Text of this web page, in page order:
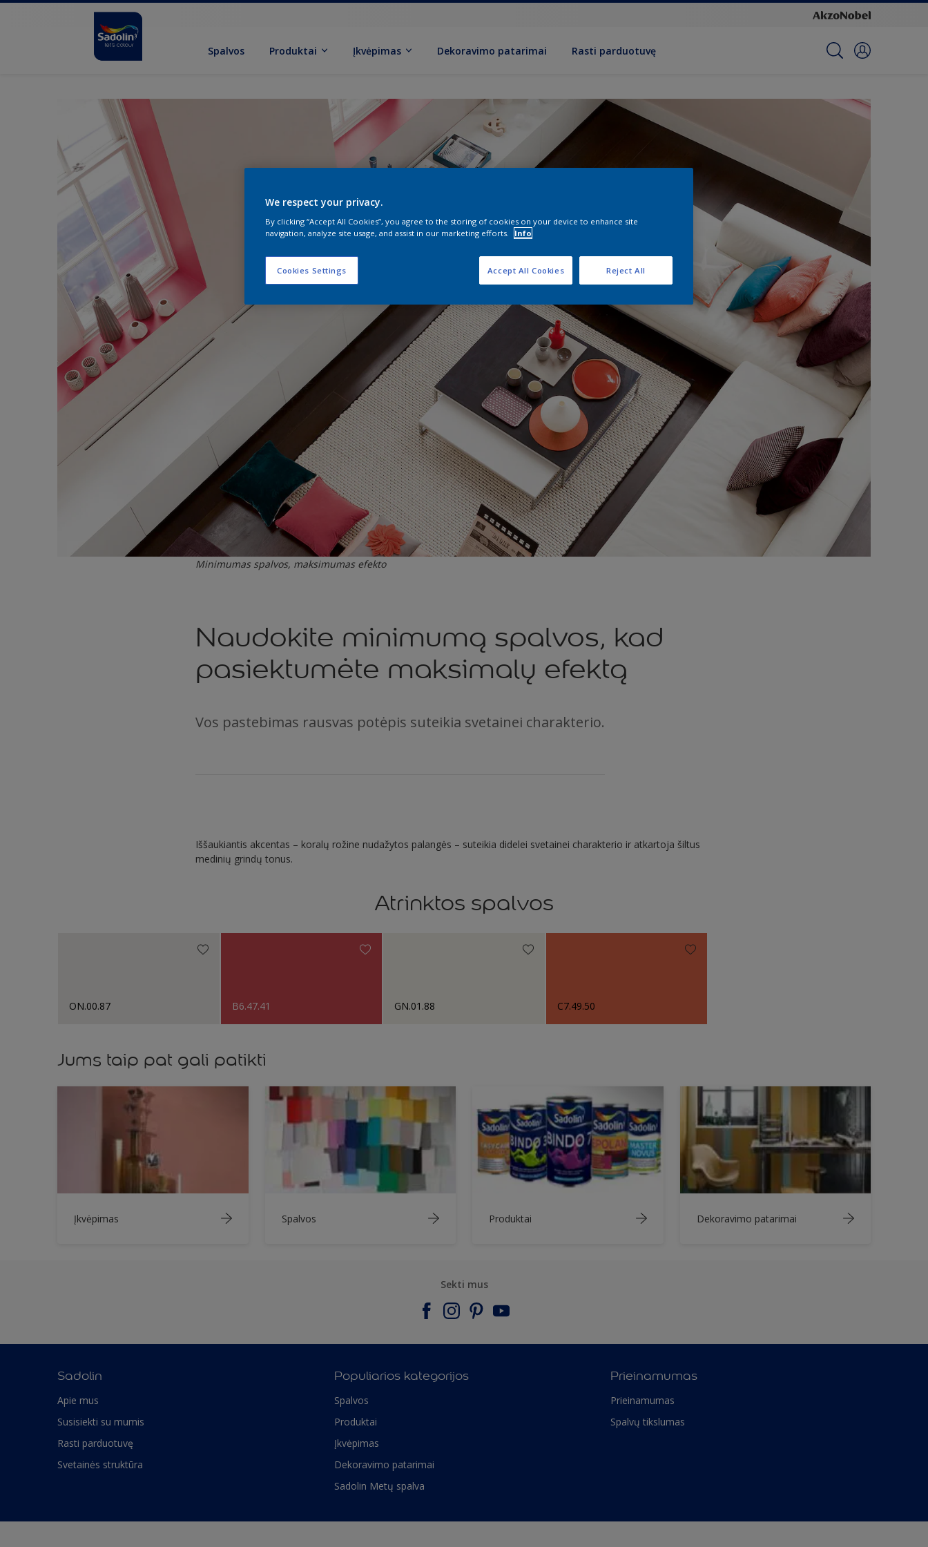
Spalvos Produktai Įkvėpimas Dekoravimo patarimai Rasti parduotuvę
Minimumas spalvos, maksimumas efekto
Naudokite minimumą spalvos, kad
pasiektumėte maksimalų efektą
Vos pastebimas rausvas potėpis suteikia svetainei charakterio.
Iššaukiantis akcentas – koralų rožine nudažytos palangės – suteikia didelei svetainei charakterio ir atkartoja šiltus
medinių grindų tonus.
Atrinktos spalvos
ON.00.87 B6.47.41 GN.01.88 C7.49.50
Jums taip pat gali patikti
Įkvėpimas Spalvos Produktai Dekoravimo patarimai
Sekti mus
Sadolin
Apie mus
Susisiekti su mumis
Rasti parduotuvę
Svetainės struktūra
Populiarios kategorijos
Spalvos
Produktai
Įkvėpimas
Dekoravimo patarimai
Sadolin Metų spalva
Prieinamumas
Prieinamumas
Spalvų tikslumas
We respect your privacy.
By clicking “Accept All Cookies”, you agree to the storing of cookies on your device to enhance site
navigation, analyze site usage, and assist in our marketing efforts.
Info
Cookies Settings Reject All
Accept All Cookies